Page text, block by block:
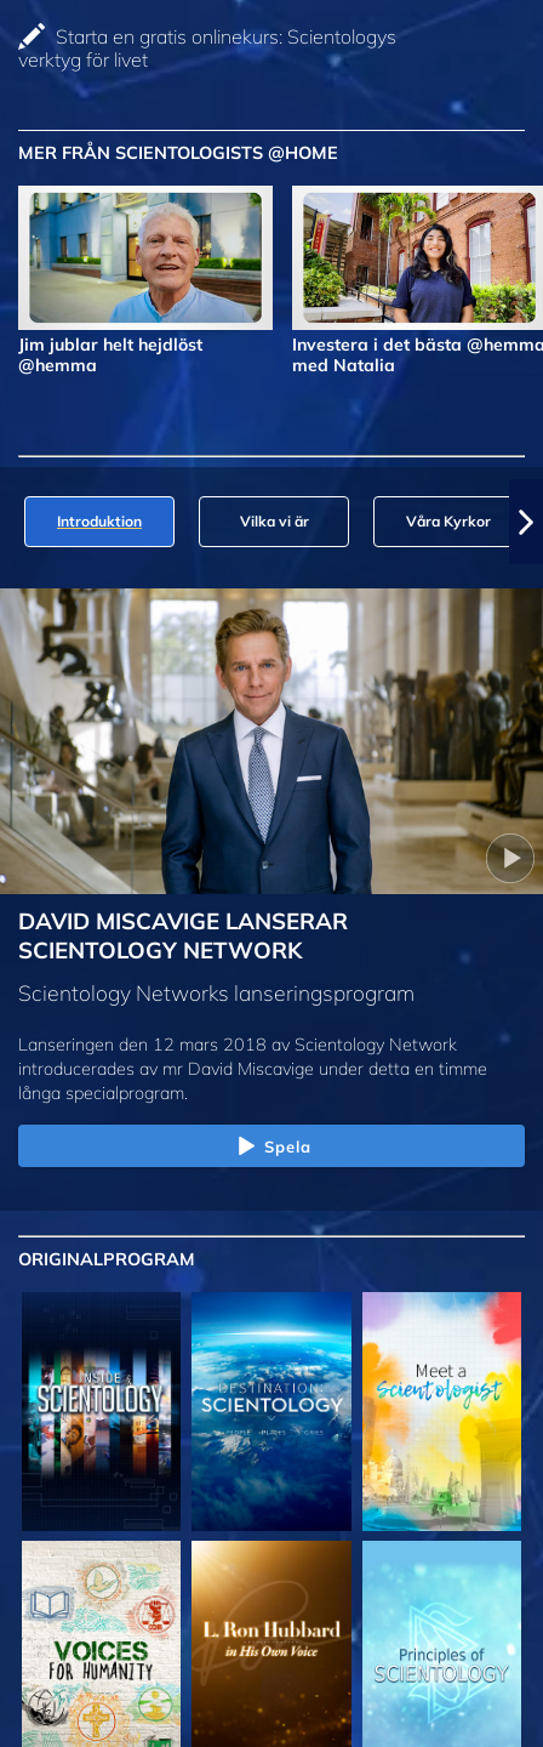
Starta en gratis onlinekurs: Scientologys
verktyg för livet
MER FRÅN SCIENTOLOGISTS @HOME
Jim jublar helt hejdlöst
@hemma
Investera i det bästa
med Natalia
Introduktion Vilka vi är Våra Kyrkor
DAVID MISCAVIGE LANSERAR
SCIENTOLOGY NETWORK
Scientology Networks lanseringsprogram
Lanseringen den 12 mars 2018 av Scientology Network
introducerades av mr David Miscavige under detta en timme
långa specialprogram.
Spela
ORIGINALPROGRAM
UTFORSKA
SERIEN
UTFORSKA
SERIEN
UTFORSKA
SERIEN